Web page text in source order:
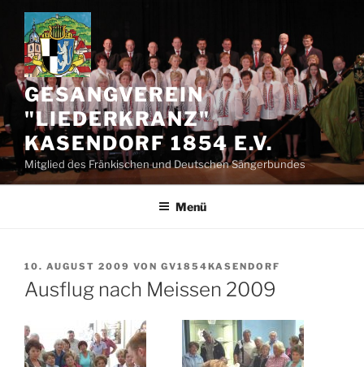
Zum
Inhalt
springen
GESANGVEREIN
"LIEDERKRANZ"
KASENDORF 1854 E.V.
Mitglied des Fränkischen und Deutschen Sängerbundes
Menü
VERÖFFENTLICHT
AM
10. AUGUST 2009 VON GV1854KASENDORF
Ausflug nach Meissen 2009